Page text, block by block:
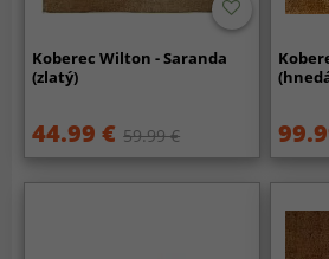
Koberec Wilton - Saranda
(zlatý)
44.99 € 59.99 €